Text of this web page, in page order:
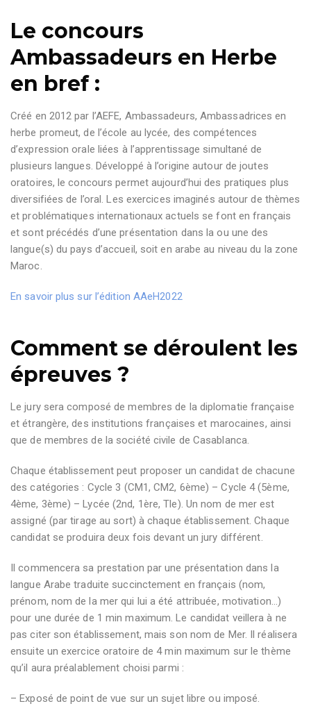
Le concours
Ambassadeurs en Herbe
en bref :
Créé en 2012 par l’AEFE, Ambassadeurs, Ambassadrices en
herbe promeut, de l’école au lycée, des compétences
d’expression orale liées à l’apprentissage simultané de
plusieurs langues. Développé à l’origine autour de joutes
oratoires, le concours permet aujourd’hui des pratiques plus
diversifiées de l’oral. Les exercices imaginés autour de thèmes
et problématiques internationaux actuels se font en français
et sont précédés d’une présentation dans la ou une des
langue(s) du pays d’accueil, soit en arabe au niveau du la zone
Maroc.
En savoir plus sur l’édition AAeH2022
Comment se déroulent les
épreuves ?
Le jury sera composé de membres de la diplomatie française
et étrangère, des institutions françaises et marocaines, ainsi
que de membres de la société civile de Casablanca.
Chaque établissement peut proposer un candidat de chacune
des catégories : Cycle 3 (CM1, CM2, 6ème) – Cycle 4 (5ème,
4ème, 3ème) – Lycée (2nd, 1ère, Tle). Un nom de mer est
assigné (par tirage au sort) à chaque établissement. Chaque
candidat se produira deux fois devant un jury différent.
Il commencera sa prestation par une présentation dans la
langue Arabe traduite succinctement en français (nom,
prénom, nom de la mer qui lui a été attribuée, motivation…)
pour une durée de 1 min maximum. Le candidat veillera à ne
pas citer son établissement, mais son nom de Mer. Il réalisera
ensuite un exercice oratoire de 4 min maximum sur le thème
qu’il aura préalablement choisi parmi :
– Exposé de point de vue sur un sujet libre ou imposé.